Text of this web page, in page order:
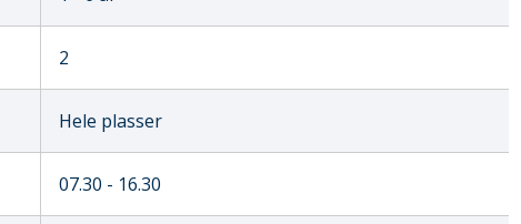
2
Hele plasser
07.30 - 16.30